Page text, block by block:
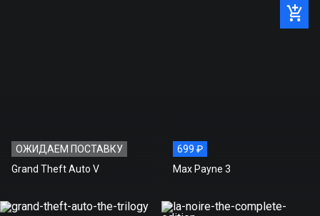
ОЖИДАЕМ ПОСТАВКУ
Grand Theft Auto V
699 ₽
Max Payne 3